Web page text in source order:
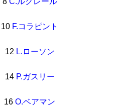
10 F.コラピント
12 L.ローソン
14 P.ガスリー
16 O.ベアマン